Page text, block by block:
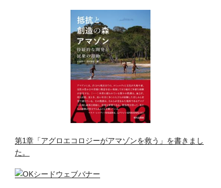
第1章「アグロエコロジーがアマゾンを救う」を書きまし
た。